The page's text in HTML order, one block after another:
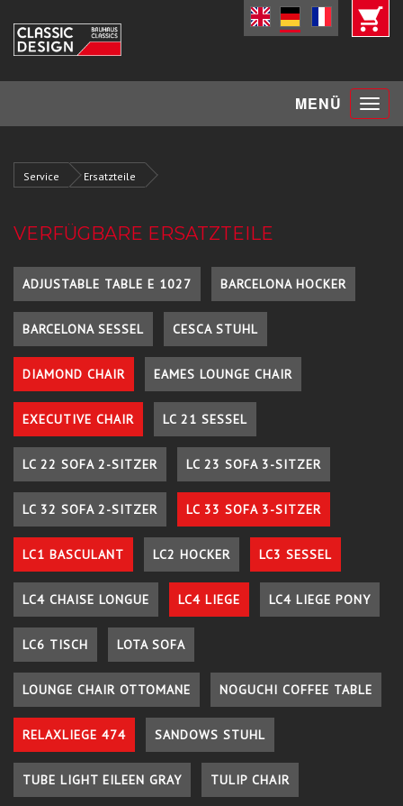
MENÜ Toggle
Service Ersatzteile
VERFÜGBARE ERSATZTEILE
ADJUSTABLE TABLE E 1027 BARCELONA HOCKER
BARCELONA SESSEL CESCA STUHL
DIAMOND CHAIR EAMES LOUNGE CHAIR
EXECUTIVE CHAIR LC 21 SESSEL
LC 22 SOFA 2-SITZER LC 23 SOFA 3-SITZER
LC 32 SOFA 2-SITZER LC 33 SOFA 3-SITZER
LC1 BASCULANT LC2 HOCKER LC3 SESSEL
LC4 CHAISE LONGUE LC4 LIEGE LC4 LIEGE PONY
LC6 TISCH LOTA SOFA
LOUNGE CHAIR OTTOMANE NOGUCHI COFFEE TABLE
RELAXLIEGE 474 SANDOWS STUHL
TUBE LIGHT EILEEN GRAY TULIP CHAIR